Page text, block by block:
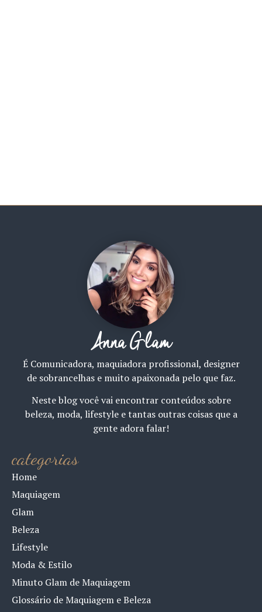
Anna Glam
É Comunicadora, maquiadora profissional, designer
de sobrancelhas e muito apaixonada pelo que faz.
Neste blog você vai encontrar conteúdos sobre
beleza, moda, lifestyle e tantas outras coisas que a
gente adora falar!
categorias
Home
Maquiagem
Glam
Beleza
Lifestyle
Moda & Estilo
Minuto Glam de Maquiagem
Glossário de Maquiagem e Beleza